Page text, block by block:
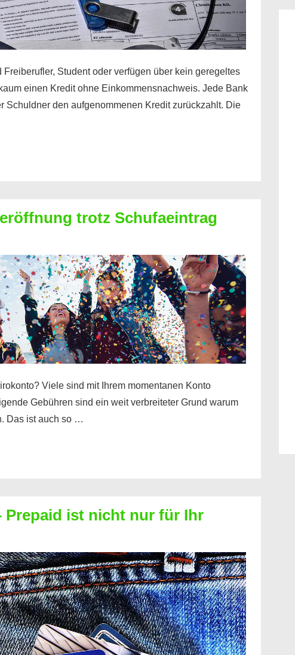
Student oder verfügen über kein geregeltes
einen Kredit ohne Einkommensnachweis. Jede Bank
Schuldner den aufgenommenen Kredit zurückzahlt. Die
trotz Schufaeintrag
Viele sind mit Ihrem momentanen Konto
Gebühren sind ein weit verbreiteter Grund warum
Das ist auch so …
Prepaid ist nicht nur für Ihr